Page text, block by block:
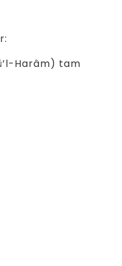
Harâm) tam